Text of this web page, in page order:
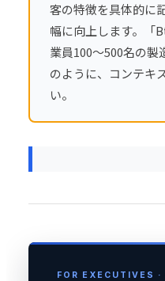
客の特徴を具体的に
幅に向上します。「
業員100〜500名の製
のように、コンテキ
い。
FOR EXECUTIVES ·